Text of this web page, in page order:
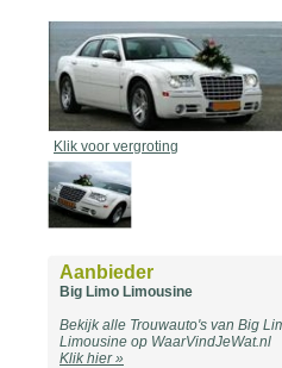
Klik voor vergroting
Aanbieder
Big Limo Limousine
Bekijk alle Trouwauto's van Big
Limousine op WaarVindJeWat.nl
Klik hier »